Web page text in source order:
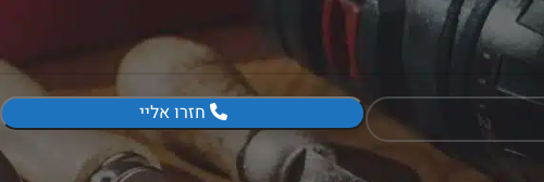
חזרו אליי